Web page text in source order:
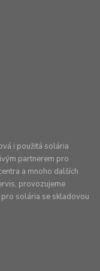
i použitá solária
partnerem pro
a mnoho dalších
provozujeme
solária se skladovou